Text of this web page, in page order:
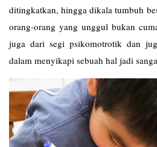
ditingkatkan, hingga dikala tumbuh
orang-orang yang unggul bukan
juga dari segi psikomotrotik dan
dalam menyikapi sebuah hal jadi